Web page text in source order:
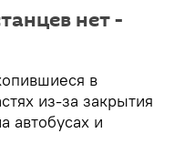
нет -
в
из-за закрытия
автобусах и